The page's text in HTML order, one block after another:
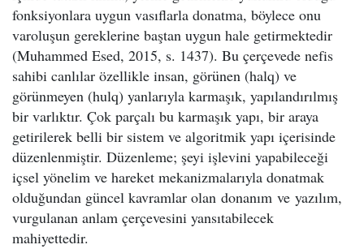
fonksiyonlara uygun vasıflarla donatma, böylece onu
varoluşun gereklerine baştan uygun hale getirmektedir
(Muhammed Esed, 2015, s. 1437). Bu çerçevede nefis
sahibi canlılar özellikle insan, görünen (halq) ve
görünmeyen (hulq) yanlarıyla karmaşık, yapılandırılmış
bir varlıktır. Çok parçalı bu karmaşık yapı, bir araya
getirilerek belli bir sistem ve algoritmik yapı içerisinde
düzenlenmiştir. Düzenleme; şeyi işlevini yapabileceği
içsel yönelim ve hareket mekanizmalarıyla donatmak
olduğundan güncel kavramlar olan donanım ve yazılım,
vurgulanan anlam çerçevesini yansıtabilecek
mahiyettedir.